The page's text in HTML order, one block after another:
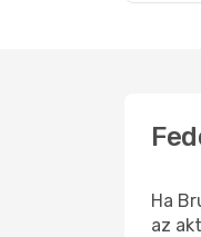
Ha
az